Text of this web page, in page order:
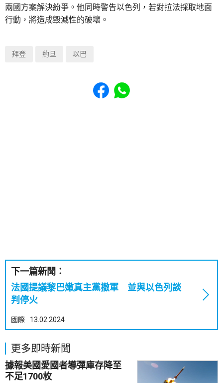
兩國方案解決紛爭。他同時警告以色列，若對拉法採取地面
行動，將造成毀滅性的破壞。
拜登 約旦 以巴
Share to Facebook
Share to WhatsApp
下一篇新聞：
法國提議黎巴嫩真主黨撤軍 並與以色列談
判停火
國際 13.02.2024
更多即時新聞
據報美國愛國者導彈庫存降至
不足1700枚